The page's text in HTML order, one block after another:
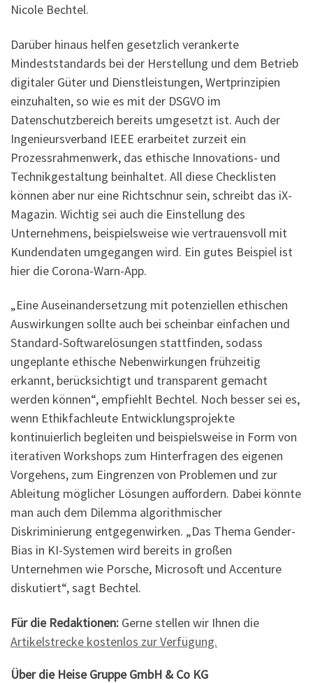
Nicole Bechtel.
Darüber hinaus helfen gesetzlich verankerte
Mindeststandards bei der Herstellung und dem Betrieb
digitaler Güter und Dienstleistungen, Wertprinzipien
einzuhalten, so wie es mit der DSGVO im
Datenschutzbereich bereits umgesetzt ist. Auch der
Ingenieursverband IEEE erarbeitet zurzeit ein
Prozessrahmenwerk, das ethische Innovations- und
Technikgestaltung beinhaltet. All diese Checklisten
können aber nur eine Richtschnur sein, schreibt das iX-
Magazin. Wichtig sei auch die Einstellung des
Unternehmens, beispielsweise wie vertrauensvoll mit
Kundendaten umgegangen wird. Ein gutes Beispiel ist
hier die Corona-Warn-App.
„Eine Auseinandersetzung mit potenziellen ethischen
Auswirkungen sollte auch bei scheinbar einfachen und
Standard-Softwarelösungen stattfinden, sodass
ungeplante ethische Nebenwirkungen frühzeitig
erkannt, berücksichtigt und transparent gemacht
werden können“, empfiehlt Bechtel. Noch besser sei es,
wenn Ethikfachleute Entwicklungsprojekte
kontinuierlich begleiten und beispielsweise in Form von
iterativen Workshops zum Hinterfragen des eigenen
Vorgehens, zum Eingrenzen von Problemen und zur
Ableitung möglicher Lösungen auffordern. Dabei könnte
man auch dem Dilemma algorithmischer
Diskriminierung entgegenwirken. „Das Thema Gender-
Bias in KI-Systemen wird bereits in großen
Unternehmen wie Porsche, Microsoft und Accenture
diskutiert“, sagt Bechtel.
Für die Redaktionen: Gerne stellen wir Ihnen die
Artikelstrecke kostenlos zur Verfügung.
Über die Heise Gruppe GmbH & Co KG